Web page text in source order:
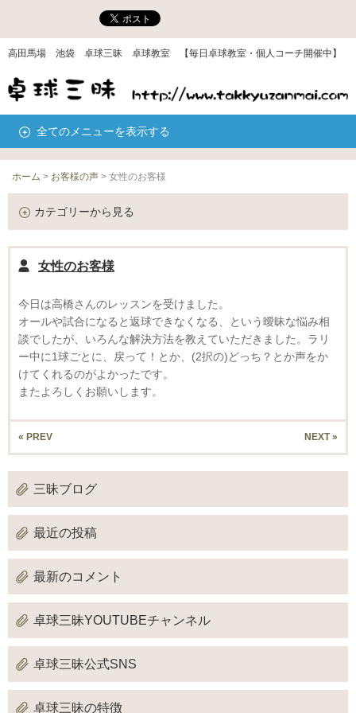
高田馬場 池袋 卓球三昧 卓球教室 【毎日卓球教室・個人コーチ開催中】
全てのメニューを表示する
ホーム > お客様の声 > 女性のお客様
カテゴリーから見る
女性のお客様
今日は高橋さんのレッスンを受けました。
オールや試合になると返球できなくなる、という曖昧な悩み相
談でしたが、いろんな解決方法を教えていただきました。ラリ
ー中に1球ごとに、戻って！とか、(2択の)どっち？とか声をか
けてくれるのがよかったです。
またよろしくお願いします。
NEXT »
« PREV
三昧ブログ
最近の投稿
最新のコメント
卓球三昧YOUTUBEチャンネル
卓球三昧公式SNS
卓球三昧の特徴